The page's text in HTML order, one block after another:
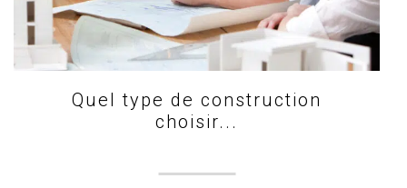
Quel type de construction
choisir...